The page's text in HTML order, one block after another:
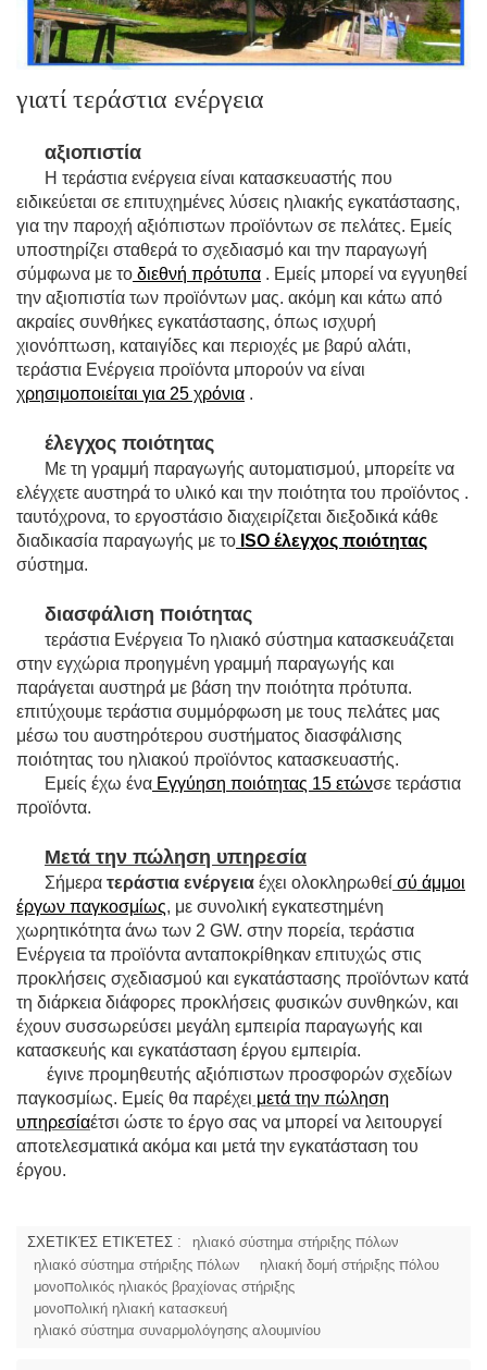
γιατί τεράστια ενέργεια
αξιοπιστία
Η τεράστια ενέργεια είναι κατασκευαστής που
ειδικεύεται σε επιτυχημένες λύσεις ηλιακής εγκατάστασης,
για την παροχή αξιόπιστων προϊόντων σε πελάτες. Εμείς
υποστηρίζει σταθερά το σχεδιασμό και την παραγωγή
σύμφωνα με το διεθνή πρότυπα . Εμείς μπορεί να εγγυηθεί
την αξιοπιστία των προϊόντων μας. ακόμη και κάτω από
ακραίες συνθήκες εγκατάστασης, όπως ισχυρή
χιονόπτωση, καταιγίδες και περιοχές με βαρύ αλάτι,
τεράστια Ενέργεια προϊόντα μπορούν να είναι
χρησιμοποιείται για 25 χρόνια .
έλεγχος ποιότητας
Με τη γραμμή παραγωγής αυτοματισμού, μπορείτε να
ελέγχετε αυστηρά το υλικό και την ποιότητα του προϊόντος .
ταυτόχρονα, το εργοστάσιο διαχειρίζεται διεξοδικά κάθε
διαδικασία παραγωγής με το ISO έλεγχος ποιότητας
σύστημα.
διασφάλιση ποιότητας
τεράστια Ενέργεια Το ηλιακό σύστημα κατασκευάζεται
στην εγχώρια προηγμένη γραμμή παραγωγής και
παράγεται αυστηρά με βάση την ποιότητα πρότυπα.
επιτύχουμε τεράστια συμμόρφωση με τους πελάτες μας
μέσω του αυστηρότερου συστήματος διασφάλισης
ποιότητας του ηλιακού προϊόντος κατασκευαστής.
Εμείς έχω ένα Εγγύηση ποιότητας 15 ετώνσε τεράστια
προϊόντα.
Μετά την πώληση υπηρεσία
Σήμερα τεράστια ενέργεια έχει ολοκληρωθεί σύ άμμοι
έργων παγκοσμίως, με συνολική εγκατεστημένη
χωρητικότητα άνω των 2 GW. στην πορεία, τεράστια
Ενέργεια τα προϊόντα ανταποκρίθηκαν επιτυχώς στις
προκλήσεις σχεδιασμού και εγκατάστασης προϊόντων κατά
τη διάρκεια διάφορες προκλήσεις φυσικών συνθηκών, και
έχουν συσσωρεύσει μεγάλη εμπειρία παραγωγής και
κατασκευής και εγκατάσταση έργου εμπειρία.
έγινε προμηθευτής αξιόπιστων προσφορών σχεδίων
παγκοσμίως. Εμείς θα παρέχει μετά την πώληση
υπηρεσίαέτσι ώστε το έργο σας να μπορεί να λειτουργεί
αποτελεσματικά ακόμα και μετά την εγκατάσταση του
έργου.
ΣΧΕΤΙΚΈΣ ΕΤΙΚΈΤΕΣ : ηλιακό σύστημα στήριξης πόλων
ηλιακό σύστημα στήριξης πόλων
ηλιακή δομή στήριξης πόλου
μονοπολικός ηλιακός βραχίονας στήριξης
μονοπολική ηλιακή κατασκευή
ηλιακό σύστημα συναρμολόγησης αλουμινίου